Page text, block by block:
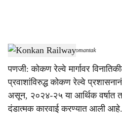
a
r
Konkan Railway -Dainik Gomantak
पणजी: कोकण रेल्वे मार्गावर
प्रवाशांविरुद्ध कोकण रेल्वे प्रशासनानं
असून, २०२४-२५ या आर्थिक वर्षात
दंडात्मक कारवाई करण्यात आली आहे.